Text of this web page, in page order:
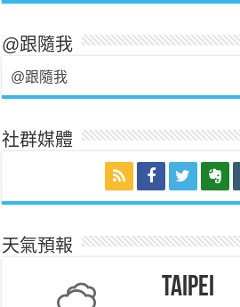
@跟隨我
@跟隨我
社群媒體
天氣預報
Taipei